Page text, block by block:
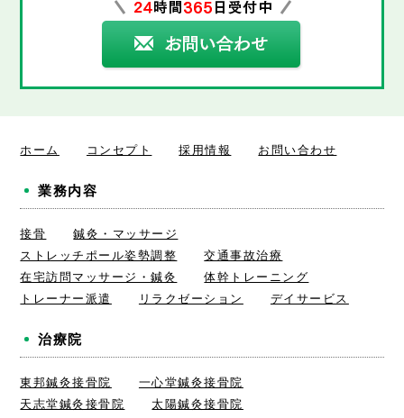
ホーム コンセプト 採用情報 お問い合わせ
業務内容
接骨
鍼灸・マッサージ
ストレッチポール姿勢調整
交通事故治療
在宅訪問マッサージ・鍼灸
体幹トレーニング
トレーナー派遣
リラクゼーション デイサービス
治療院
東邦鍼灸接骨院
一心堂鍼灸接骨院
天志堂鍼灸接骨院
太陽鍼灸接骨院